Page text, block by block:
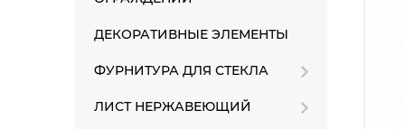
ДЕКОРАТИВНЫЕ ЭЛЕМЕНТЫ
ФУРНИТУРА ДЛЯ СТЕКЛА
ЛИСТ НЕРЖАВЕЮЩИЙ